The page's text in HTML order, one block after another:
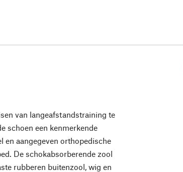
van langeafstandstraining te
schoen een kenmerkende
en aangegeven orthopedische
De schokabsorberende zool
rubberen buitenzool, wig en